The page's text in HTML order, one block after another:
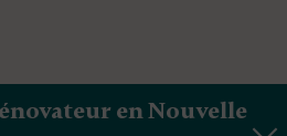
en Nouvelle